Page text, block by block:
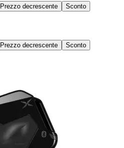
Prezzo decrescente Sconto
Prezzo decrescente Sconto